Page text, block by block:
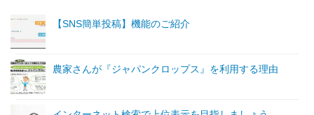
【SNS簡単投稿】機能のご紹介
農家さんが『ジャパンクロップス』を利用する理由